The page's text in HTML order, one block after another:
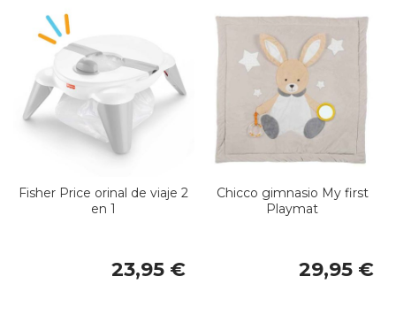
Fisher Price orinal de viaje 2
en 1
23,95 €
Chicco gimnasio My first
Playmat
29,95 €